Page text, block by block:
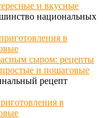
и вкусные
национальных
сыром: рецепты
и пошаговые
рецепт